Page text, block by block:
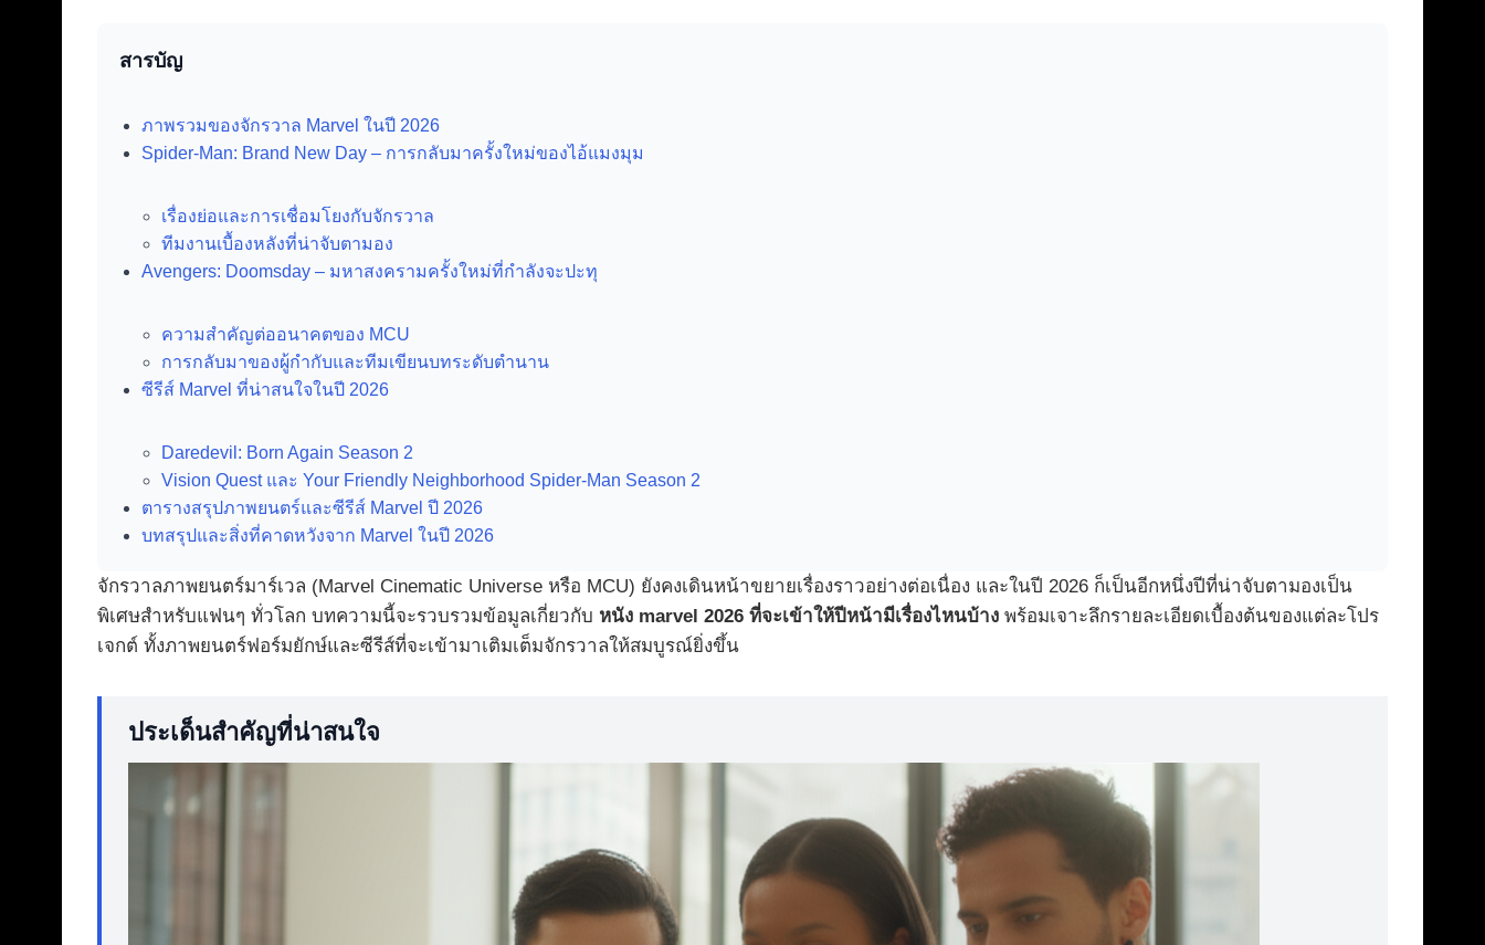
สารบัญ
ภาพรวมของจักรวาล Marvel ในปี 2026
Spider-Man: Brand New Day – การกลับมาครั้งใหม่ของไอ้แมงมุม
เรื่องย่อและการเชื่อมโยงกับจักรวาล
ทีมงานเบื้องหลังที่น่าจับตามอง
Avengers: Doomsday – มหาสงครามครั้งใหม่ที่กำลังจะปะทุ
ความสำคัญต่ออนาคตของ MCU
การกลับมาของผู้กำกับและทีมเขียนบทระดับตำนาน
ซีรีส์ Marvel ที่น่าสนใจในปี 2026
Daredevil: Born Again Season 2
Vision Quest และ Your Friendly Neighborhood Spider-Man Season 2
ตารางสรุปภาพยนตร์และซีรีส์ Marvel ปี 2026
บทสรุปและสิ่งที่คาดหวังจาก Marvel ในปี 2026
จักรวาลภาพยนตร์มาร์เวล (Marvel Cinematic Universe หรือ MCU) ยังคงเดินหน้าขยายเรื่องราวอย่างต่อเนื่อง และในปี 2026 ก็เป็นอีกหนึ่งปีที่น่าจับตามองเป็น
พิเศษสำหรับแฟนๆ ทั่วโลก บทความนี้จะรวบรวมข้อมูลเกี่ยวกับ หนัง marvel 2026 ที่จะเข้าให้ปีหน้ามีเรื่องไหนบ้าง พร้อมเจาะลึกรายละเอียดเบื้องต้นของแต่ละโปร
เจกต์ ทั้งภาพยนตร์ฟอร์มยักษ์และซีรีส์ที่จะเข้ามาเติมเต็มจักรวาลให้สมบูรณ์ยิ่งขึ้น
ประเด็นสำคัญที่น่าสนใจ